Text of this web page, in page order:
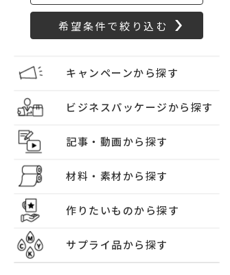
キャンペーンから探す
ビジネスパッケージから探す
記事・動画から探す
材料・素材から探す
作りたいものから探す
サプライ品から探す